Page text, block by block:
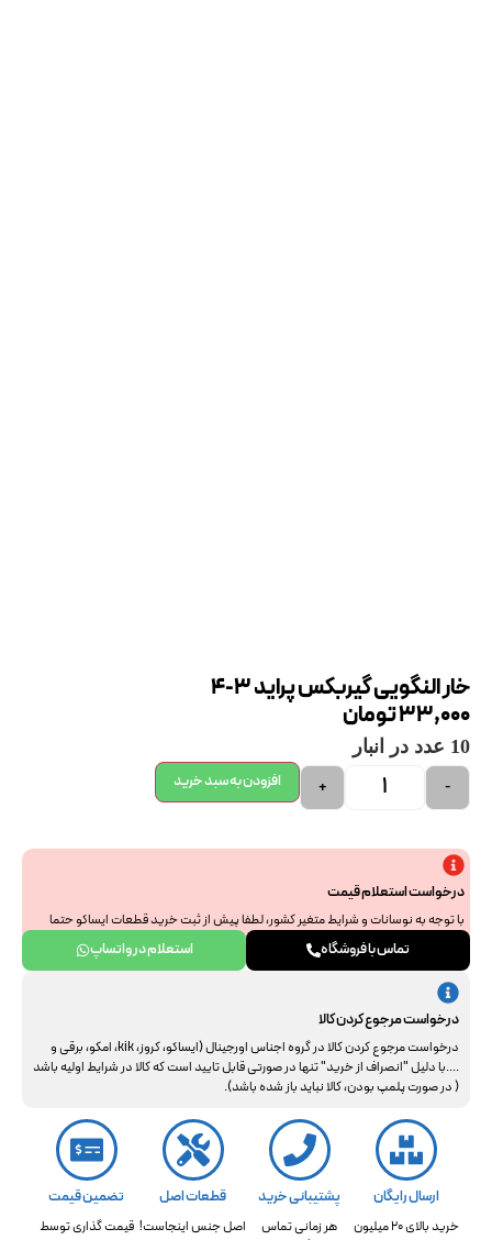
خار النگویی گیربکس پراید 3-4
33,000تومان
10 عدد در انبار
-
+ افزودن به سبد خرید
درخواست استعلام قیمت
با توجه به نوسانات و شرایط متغیر کشور، لطفا پیش از ثبت خرید قطعات ایساکو حتما
جهت استعلام نهایی با ما هماهنگ فرمایید. از همراهی و درک شما سپاسگزاریم.
تماس با فروشگاه استعلام در واتساپ
درخواست مرجوع کردن کالا
درخواست مرجوع کردن کالا در گروه اجناس اورجینال (ایساکو، کروز، kik، امکو، برقی و
....با دلیل "انصراف از خرید" تنها در صورتی قابل تایید است که کالا در شرایط اولیه باشد
( در صورت پلمپ بودن، کالا نباید باز شده باشد).
ارسال رایگان
خرید بالای 20 میلیون
پشتیبانی خرید
هر زمانی تماس
قطعات اصل
اصل جنس اینجاست!
تضمین قیمت
قیمت گذاری توسط